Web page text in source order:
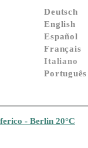
Deutsch
English
Español
Français
Italiano
Português
- Berlin 20°C